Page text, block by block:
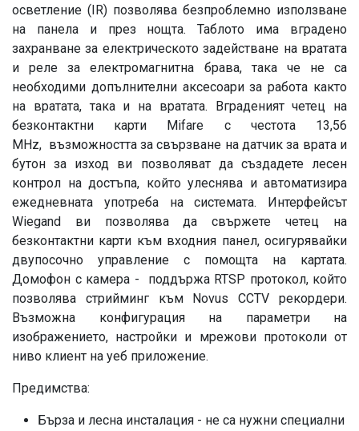
осветление (IR) позволява безпроблемно използване
на панела и през нощта. Таблото има вградено
захранване за електрическото задействане на вратата
и реле за електромагнитна брава, така че не са
необходими допълнителни аксесоари за работа както
на вратата, така и на вратата. Вграденият четец на
безконтактни карти Mifare с честота 13,56
MHz, възможността за свързване на датчик за врата и
бутон за изход ви позволяват да създадете лесен
контрол на достъпа, който улеснява и автоматизира
ежедневната употреба на системата. Интерфейсът
Wiegand ви позволява да свържете четец на
безконтактни карти към входния панел, осигурявайки
двупосочно управление с помощта на картата.
Домофон с камера - поддържа RTSP протокол, който
позволява стрийминг към Novus CCTV рекордери.
Възможна конфигурация на параметри на
изображението, настройки и мрежови протоколи от
ниво клиент на уеб приложение.
Предимства:
Бърза и лесна инсталация - не са нужни специални